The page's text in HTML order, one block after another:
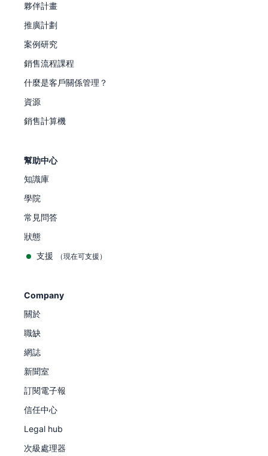
夥伴計畫
推廣計劃
案例研究
銷售流程課程
什麼是客戶關係管理？
資源
銷售計算機
幫助中心
知識庫
學院
常見問答
狀態
支援
（現在可支援）
Company
關於
職缺
網誌
新聞室
訂閱電子報
信任中心
Legal hub
次級處理器